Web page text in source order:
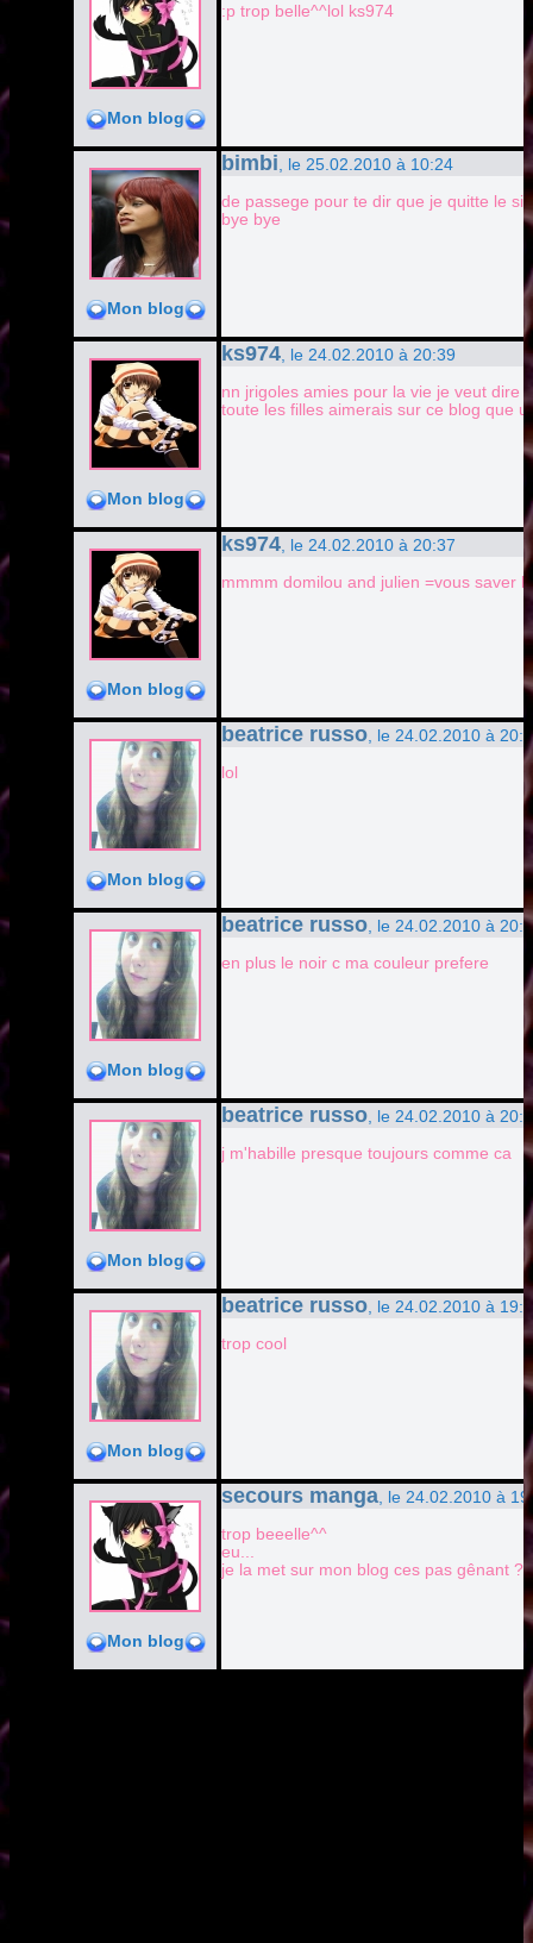
Mon blog
:p trop belle^^lol ks974
Mon blog
bimbi , le 25.02.2010 à 10:24
de passege pour te dir que je quitte le
bye bye
Mon blog
ks974 , le 24.02.2010 à 20:39
nn jrigoles amies pour la vie je veut dire
toute les filles aimerais sur ce blog que
Mon blog
ks974 , le 24.02.2010 à 20:37
mmmm domilou and julien =vous saver
Mon blog
beatrice russo , le 24.02.2010 à
lol
Mon blog
beatrice russo , le 24.02.2010 à
en plus le noir c ma couleur prefere
Mon blog
beatrice russo , le 24.02.2010 à
j m'habille presque toujours comme ca
Mon blog
beatrice russo , le 24.02.2010 à
trop cool
Mon blog
secours manga , le 24.02.2010 à
trop beeelle^^
eu...
je la met sur mon blog ces pas gênant ?